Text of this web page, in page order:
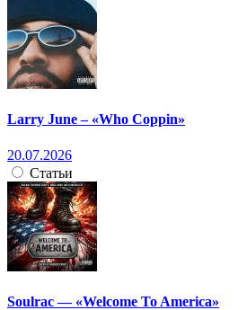
Larry June – «Who Coppin»
20.07.2026
Статьи
Soulrac — «Welcome To America»